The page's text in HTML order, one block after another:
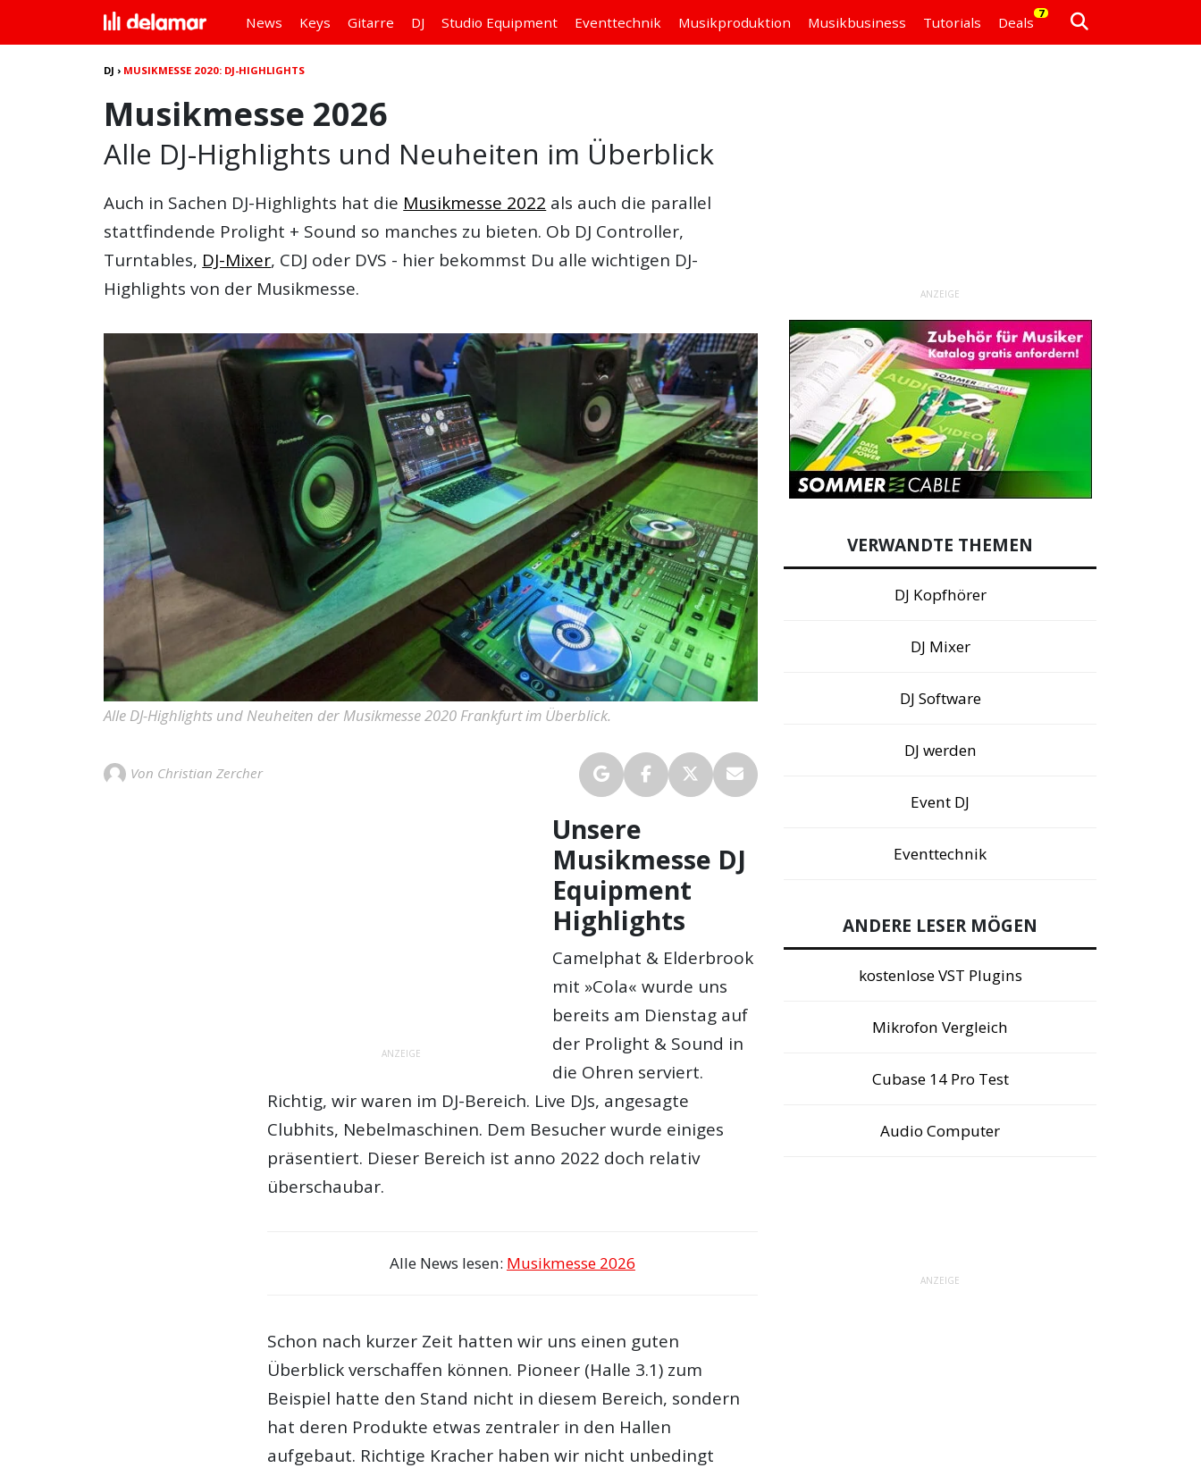
News Keys Gitarre DJ Studio Equipment Eventtechnik Musikproduktion Musikbusiness Tutorials Deals
7
DJ › MUSIKMESSE 2020: DJ-HIGHLIGHTS
Musikmesse 2026
Alle DJ-Highlights und Neuheiten im Überblick
Auch in Sachen DJ-Highlights hat die Musikmesse 2022 als auch die parallel
stattfindende Prolight + Sound so manches zu bieten. Ob DJ Controller,
Turntables, DJ-Mixer, CDJ oder DVS - hier bekommst Du alle wichtigen DJ-
Highlights von der Musikmesse.
Alle DJ-Highlights und Neuheiten der Musikmesse 2020 Frankfurt im Überblick.
Von Christian Zercher
ANZEIGE
Unsere
Musikmesse DJ
Equipment
Highlights
Camelphat & Elderbrook
mit »Cola« wurde uns
bereits am Dienstag auf
der Prolight & Sound in
die Ohren serviert.
Richtig, wir waren im DJ-Bereich. Live DJs, angesagte
Clubhits, Nebelmaschinen. Dem Besucher wurde einiges
präsentiert. Dieser Bereich ist anno 2022 doch relativ
überschaubar.
Alle News lesen: Musikmesse 2026
Schon nach kurzer Zeit hatten wir uns einen guten
Überblick verschaffen können. Pioneer (Halle 3.1) zum
Beispiel hatte den Stand nicht in diesem Bereich, sondern
hat deren Produkte etwas zentraler in den Hallen
aufgebaut. Richtige Kracher haben wir nicht unbedingt
ANZEIGE
VERWANDTE THEMEN
DJ Kopfhörer
DJ Mixer
DJ Software
DJ werden
Event DJ
Eventtechnik
ANDERE LESER MÖGEN
kostenlose VST Plugins
Mikrofon Vergleich
Cubase 14 Pro Test
Audio Computer
ANZEIGE